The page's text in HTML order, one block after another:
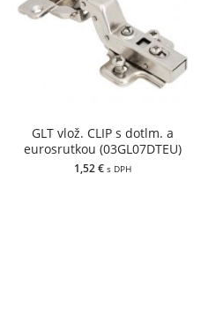
GLT vlož. CLIP s dotlm. a
eurosrutkou (03GL07DTEU)
1,52 € s DPH